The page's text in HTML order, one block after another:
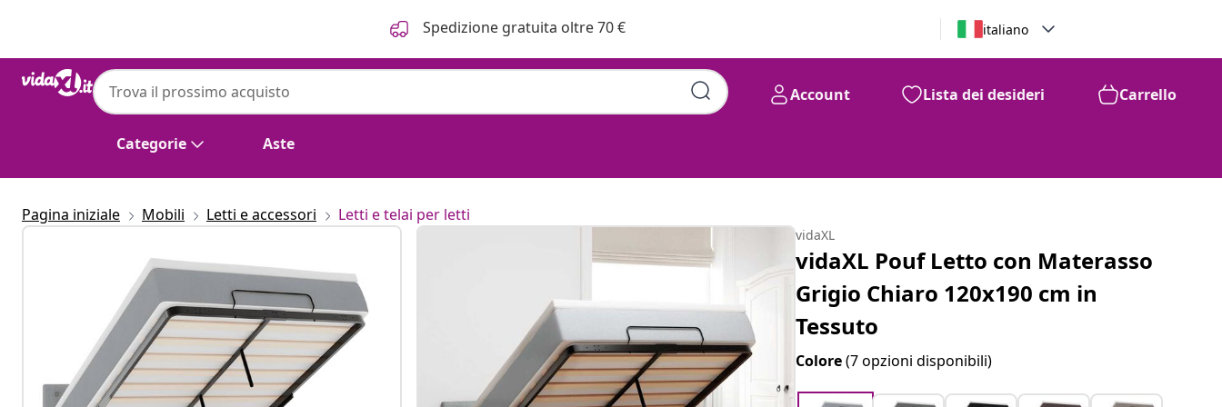
Spedizione gratuita oltre 70 € italiano
Categorie Aste
Account Lista dei desideri Carrello
Pagina iniziale Mobili Letti e accessori Letti e telai per letti
vidaXL
vidaXL Pouf Letto con Materasso
Grigio Chiaro 120x190 cm in
Tessuto
Colore(7 opzioni disponibili)